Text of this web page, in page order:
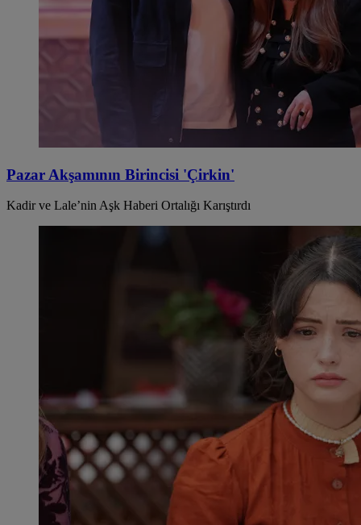
Pazar Akşamının Birincisi 'Çirkin'
Kadir ve Lale’nin Aşk Haberi Ortalığı Karıştırdı